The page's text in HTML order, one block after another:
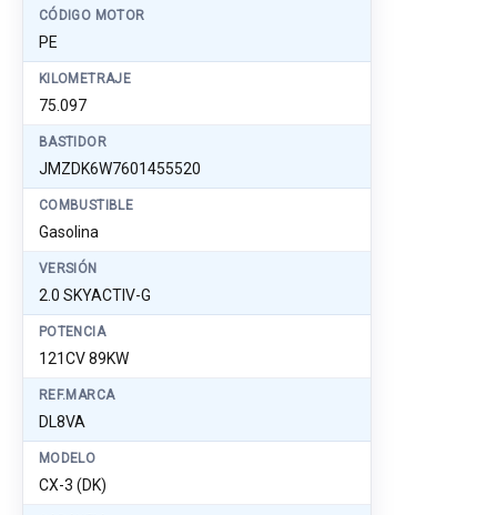
CÓDIGO MOTOR
PE
KILOMETRAJE
75.097
BASTIDOR
JMZDK6W7601455520
COMBUSTIBLE
Gasolina
VERSIÓN
2.0 SKYACTIV-G
POTENCIA
121CV 89KW
REF.MARCA
DL8VA
MODELO
CX-3 (DK)